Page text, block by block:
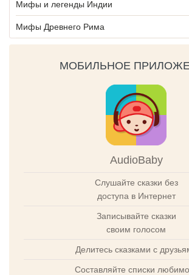
Мифы и легенды Индии
Мифы Древнего Рима
МОБИЛЬНОЕ
AudioBaby
Слушайте сказки без
доступа в Интернет
Записывайте сказки
своим голосом
Делитесь сказками с
Составляйте списки